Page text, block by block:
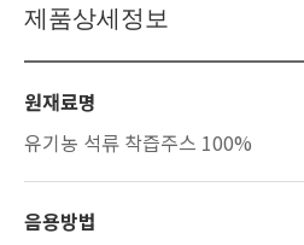
제품상세정보
원재료명
유기농 석류 착즙주스 100%
음용방법